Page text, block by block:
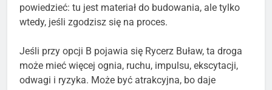
powiedzieć: tu jest materiał do budowania, ale tylko
wtedy, jeśli zgodzisz się na proces.
Jeśli przy opcji B pojawia się Rycerz Buław, ta droga
może mieć więcej ognia, ruchu, impulsu, ekscytacji,
odwagi i ryzyka. Może być atrakcyjna, bo daje